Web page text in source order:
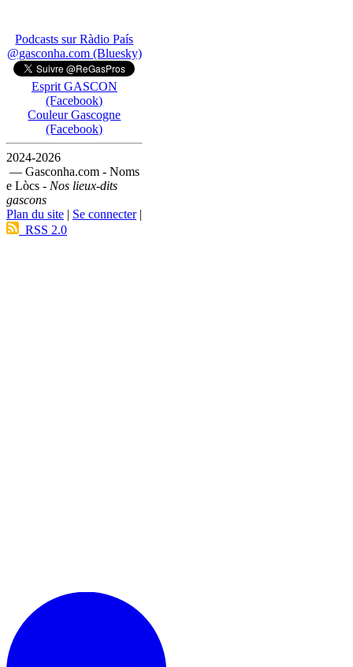
Podcasts sur Ràdio País
@gasconha.com (Bluesky)
Esprit GASCON
(Facebook)
Couleur Gascogne
(Facebook)
2024-2026
— Gasconha.com - Noms
e Lòcs - Nos lieux-dits
gascons
Plan du site | Se connecter|
RSS 2.0